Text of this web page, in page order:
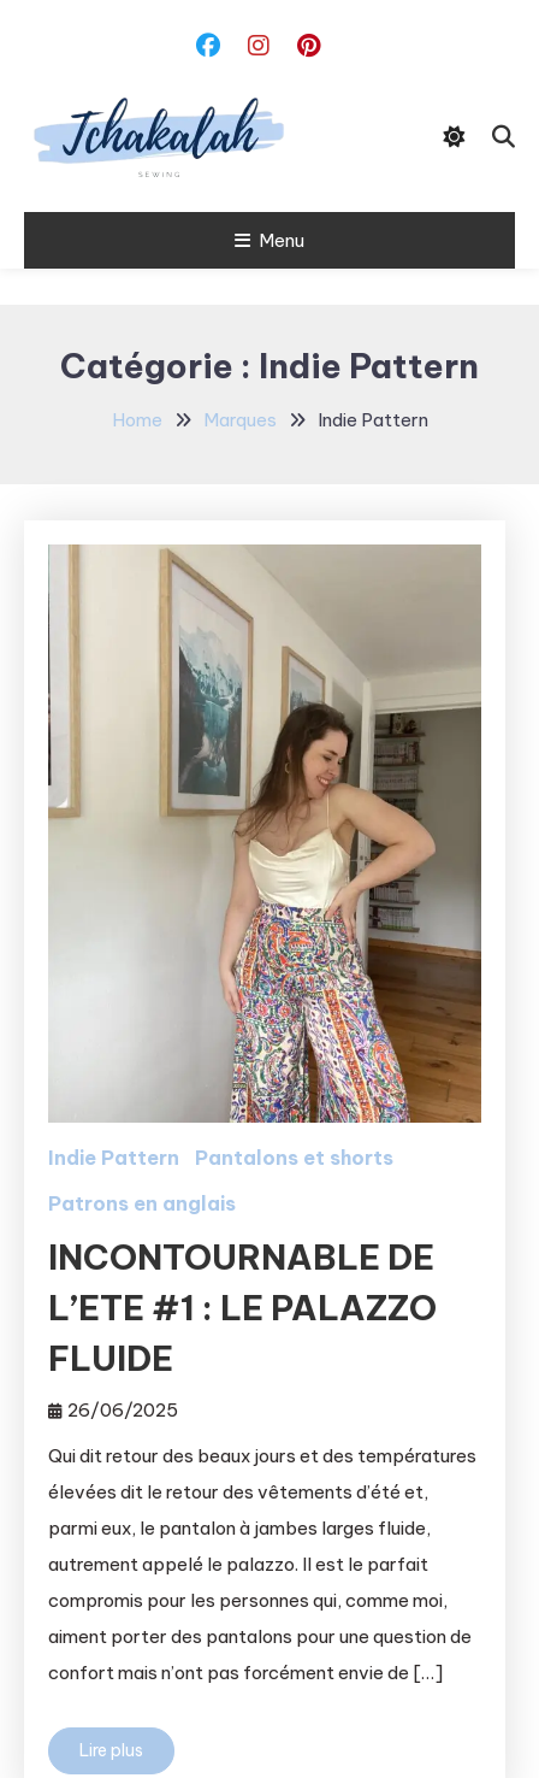
Tchakalah Menu
Catégorie : Indie Pattern
Home Marques Indie Pattern
Indie Pattern
Pantalons et shorts
Patrons en anglais
INCONTOURNABLE DE
L’ETE #1 : LE PALAZZO
FLUIDE
26/06/2025
Qui dit retour des beaux jours et des températures
élevées dit le retour des vêtements d’été et,
parmi eux, le pantalon à jambes larges fluide,
autrement appelé le palazzo. Il est le parfait
compromis pour les personnes qui, comme moi,
aiment porter des pantalons pour une question de
confort mais n’ont pas forcément envie de […]
Lire plus